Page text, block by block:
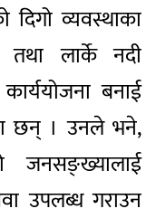
दिगो व्यवस्थाका
तथा लार्के नदी
बनाई
छन् । उनले भने,
जनसङ्ख्यालाई
उपलब्ध गराउन